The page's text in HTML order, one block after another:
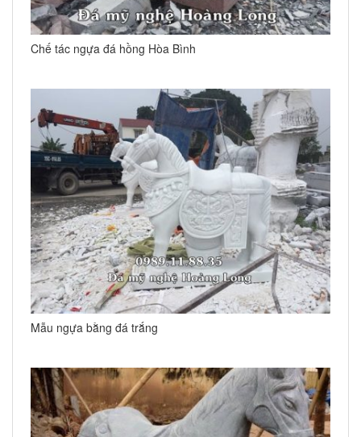
Chế tác ngựa đá hồng Hòa Bình
Mẫu ngựa bằng đá trắng